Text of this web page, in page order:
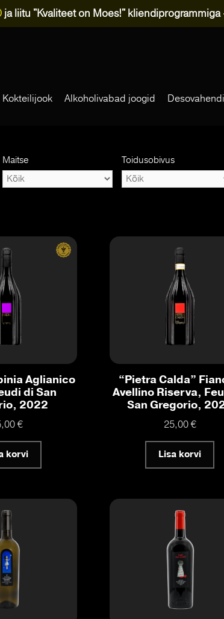
ja liitu "Kvaliteet on Moes!" kliendiprogrammiga
Kokteilijook Alkoholivabad joogid
Maitse Toidusobivus
Aglianico
di San
2022
€
korvi
“Pietra Calda”
Avellino Riserva,
San Gregorio,
25,00€
Lisa korvi